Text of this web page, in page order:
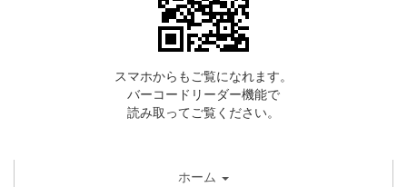
スマホからもご覧になれます。
バーコードリーダー機能で
読み取ってご覧ください。
ホーム